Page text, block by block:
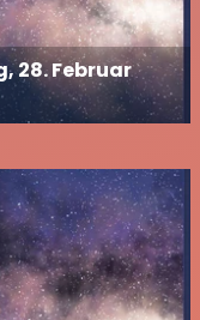
28. Februar